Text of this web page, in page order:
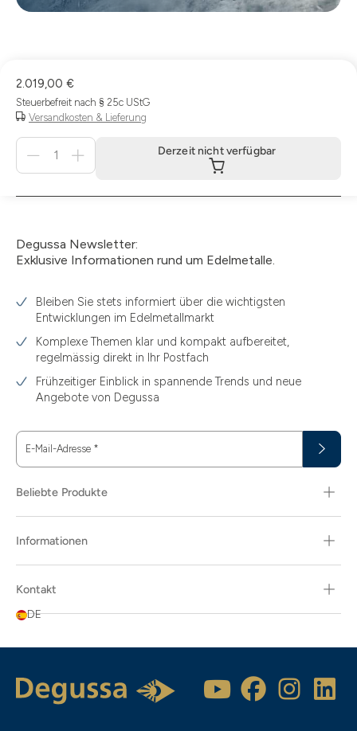
2.019,00 €
Steuerbefreit nach § 25c UStG
Versandkosten & Lieferung
Derzeit
verfügbar
Derzeit nicht verfügbar
Degussa Newsletter:
Exklusive Informationen rund um Edelmetalle.
Bleiben Sie stets informiert über die wichtigsten
Entwicklungen im Edelmetallmarkt
Komplexe Themen klar und kompakt aufbereitet,
regelmässig direkt in Ihr Postfach
Frühzeitiger Einblick in spannende Trends und neue
Angebote von Degussa
E-Mail-Adresse *
Beliebte Produkte
Informationen
Kontakt
DE